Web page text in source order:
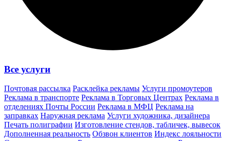
Все услуги
Почтовая рассылка Расклейка рекламы Услуги промоутеров
Реклама в транспорте Реклама в Торговых Центрах Реклама в
отделениях Почты России Реклама в МФЦ Реклама на
заправках Наружная реклама Услуги художника, дизайнера
Печать полиграфии Изготовление стендов, табличек, вывесок
Дополненная реальность Обзвон клиентов Индекс лояльности